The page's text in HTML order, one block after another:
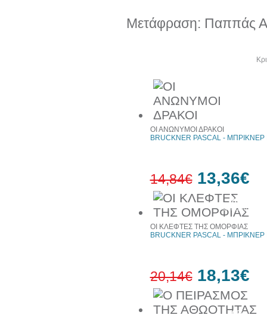
Μετάφραση: Παππάς
10%
έκπτωση
ΟΙ ΑΝΩΝΥΜΟΙ ΔΡΑΚΟΙ
BRUCKNER PASCAL -
14,84€ 13,36€
10%
ΟΙ ΚΛΕΦΤΕΣ ΤΗΣ ΟΜΟΡΦΙΑΣ
BRUCKNER PASCAL -
20,14€ 18,13€